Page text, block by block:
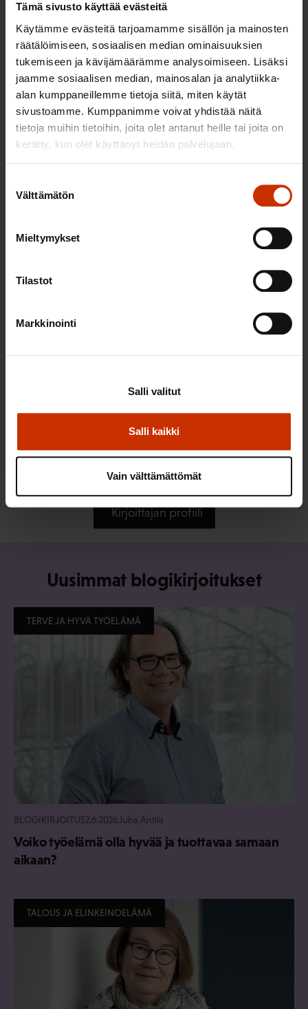
Tämä sivusto käyttää evästeitä
Käytämme evästeitä tarjoamamme sisällön ja mainosten
räätälöimiseen, sosiaalisen median ominaisuuksien
tukemiseen ja kävijämäärämme analysoimiseen. Lisäksi
jaamme sosiaalisen median, mainosalan ja analytiikka-
alan kumppaneillemme tietoja siitä, miten käytät
sivustoamme. Kumppanimme voivat yhdistää näitä
tietoja muihin tietoihin, joita olet antanut heille tai joita on
kerätty, kun olet käyttänyt heidän palvelujaan.
valinta
Välttämätön
Mieltymykset
Tilastot
Markkinointi
Salli kaikki
Salli valitut
Vain välttämättömät
Vaikeat ajat vai osaaminen suosion syynä?
22.2.2022Harri Järvinen
Kannustamisen jalo taito
Kirjoittajan profiili
Uusimmat blogikirjoitukset
TERVE JA HYVÄ TYÖELÄMÄ
BLOGIKIRJOITUS2.6.2026 Juha Antila
Voiko työelämä olla hyvää ja tuottavaa samaan
aikaan?
TALOUS JA ELINKEINOELÄMÄ